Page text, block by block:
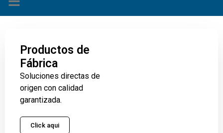
Productos de
Fábrica
Soluciones directas de
origen con calidad
garantizada.
Click aqui